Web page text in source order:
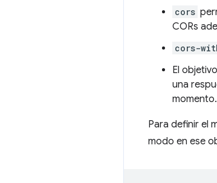
cors
CORs
cors-
El
una
momento.
Para definir el
modo en ese